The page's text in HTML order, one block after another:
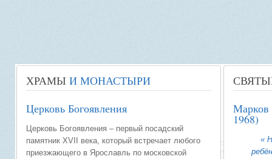
ХРАМЫ И МОНАСТЫРИ
Церковь Богоявления
Церковь Богоявления – первый посадский
памятник XVII века, который встречает любого
приезжающего в Ярославль по московской
Марков
1968)
«